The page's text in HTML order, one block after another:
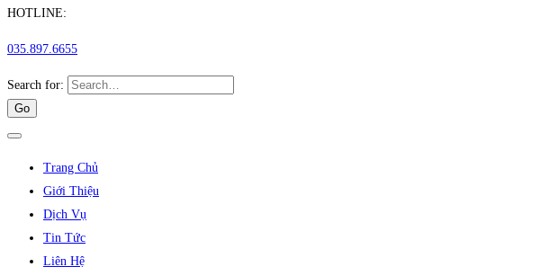
HOTLINE:
035.897.6655
Search for:
Trang Chủ
Giới Thiệu
Dịch Vụ
Tin Tức
Liên Hệ